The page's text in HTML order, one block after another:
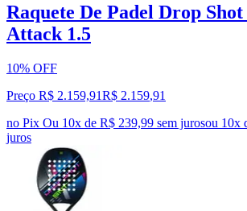
Raquete De Padel Drop
Attack 1.5
10% OFF
Preço R$ 2.159,91R$ 2.159,91
no Pix Ou 10x de R$ 239,99 sem jurosou 10x
juros